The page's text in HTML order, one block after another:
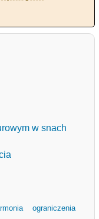
w snach
ograniczenia